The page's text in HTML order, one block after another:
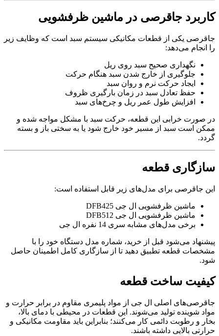
کاربرد جاقرصی در ماشین ظرفشویی
جاقرصی یکی از قطعات مکانیکی سیستم سبد است که وظایف زیر
را انجام می‌دهد:
نگهداری صحیح سبد روی ریل
جلوگیری از خارج شدن سبد هنگام حرکت
ایجاد حرکت نرم و روان سبد
حفظ تعادل سبد در زمان بارگیری ظروف
افزایش طول عمر ریل و چرخ‌های سبد
در صورت خرابی این قطعه، حرکت سبد با مشکل مواجه شده و
ممکن است سبد از مسیر خود خارج شود یا به سختی باز و بسته
گردد.
سازگاری قطعه
این جاقرصی برای مدل‌های زیر قابل استفاده است:
ماشین ظرفشویی ال جی DFB425
ماشین ظرفشویی ال جی DFB512
برخی مدل‌های مشابه سری 14 نفره ال جی
پیشنهاد می‌شود قبل از خرید، شماره مدل دستگاه خود را با
مشخصات قطعه تطبیق دهید تا از سازگاری کامل اطمینان حاصل
شود.
کیفیت ساخت قطعه
جاقرصی‌های اصلی ال جی از مواد پلیمری مقاوم در برابر حرارت و
مواد شوینده تولید می‌شوند. این قطعات در محیطی با دمای بالا،
بخار و رطوبت دائمی کار می‌کنند؛ بنابراین باید مقاومت مکانیکی و
حرارتی بالایی داشته باشند.